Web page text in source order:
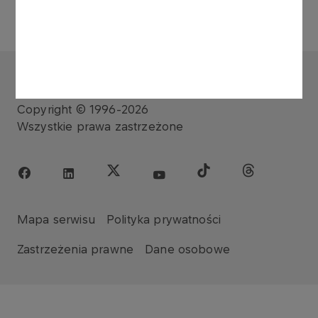
Copyright © 1996-2026
Wszystkie prawa zastrzeżone
Mapa serwisu Polityka prywatności
Zastrzeżenia prawne Dane osobowe